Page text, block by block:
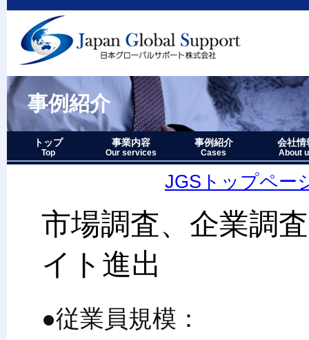
事例紹介
トップ
Top
事業内容
Our services
事業内容－三つの柱
1.グローバルサポート
2.人財育成サポート
3.マーケティングサポート
事例紹介
Cases
事例紹介－全件表示
アジア・オセアニア地域
北中南米地域
ヨーロッパ地域
中近東・アフリカ地域
その他複合地域
会社情
About
会社情報
アクセス
沿革
企業理念
代表者略歴
経営七か条
当社のロ
JGSトップペー
市場調査、企業調
イト進出
●従業員規模：